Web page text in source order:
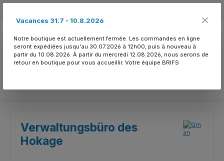
Verwaltungsbüro des
Hokage
Vacances 31.7 - 10.8.2026
Notre boutique est actuellement fermée. Les commandes en ligne
seront expédiées jusqu'au 30.07.2026 à 12h00, puis à nouveau à
partir du 10.08.2026. À partir du mercredi 12.08.2026, nous serons de
retour en boutique pour vous accueillir. Votre équipe BRIFS